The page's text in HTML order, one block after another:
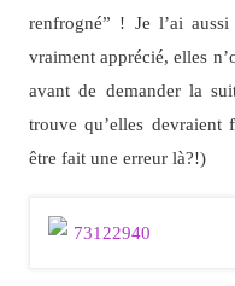
renfrogné” ! Je l’ai
vraiment apprécié, elles
avant de demander la
trouve qu’elles
être fait une erreur là?!)